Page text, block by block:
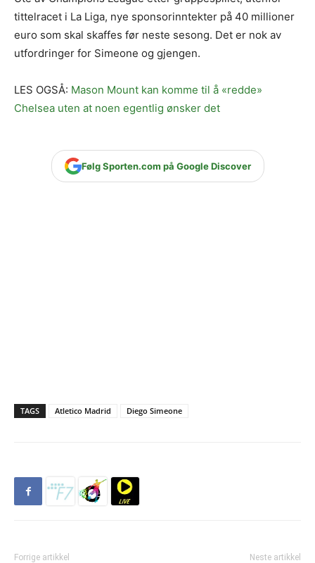
tittelracet i La Liga, nye sponsorinntekter på 40 millioner
euro som skal skaffes før neste sesong. Det er nok av
utfordringer for Simeone og gjengen.
LES OGSÅ: Mason Mount kan komme til å «redde»
Chelsea uten at noen egentlig ønsker det
Følg Sporten.com på Google Discover
TAGS Atletico Madrid Diego Simeone
Forrige artikkel Neste artikkel